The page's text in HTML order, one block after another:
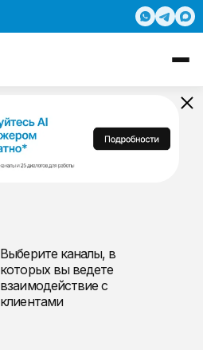
Выберите каналы, в
которых вы ведете
взаимодействие с
клиентами